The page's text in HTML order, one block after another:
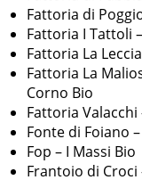
Fattoria di
Fattoria I Tattoli
Fattoria La
Fattoria La
Corno Bio
Fattoria Valacchi
Fonte di Foiano
Fop – I Massi Bio
Frantoio di Croci